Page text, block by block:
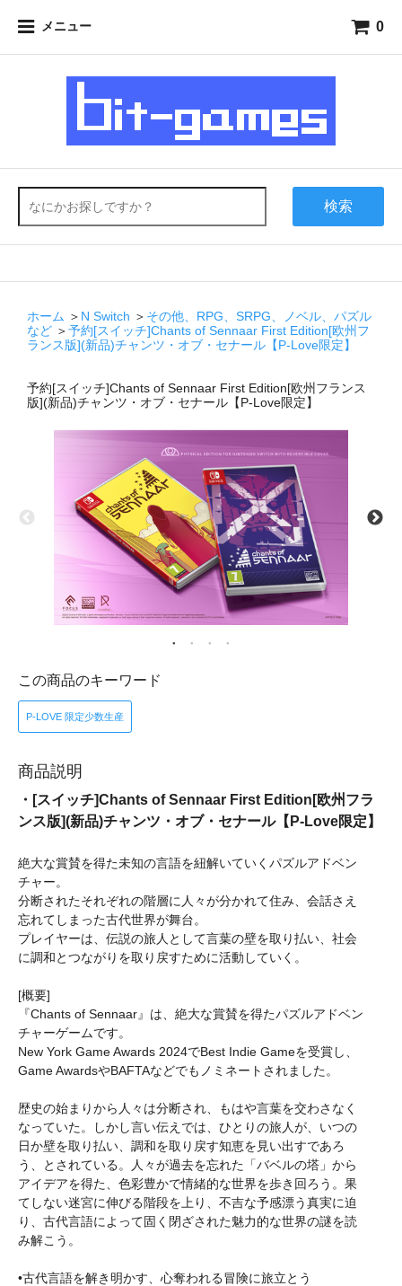
メニュー 0
検索
ホーム ＞ N Switch ＞ その他、RPG、SRPG、ノベル、パズル
など ＞予約[スイッチ]Chants of Sennaar First Edition[欧州フ
ランス版](新品)チャンツ・オブ・セナール【P-Love限定】
予約[スイッチ]Chants of Sennaar First Edition[欧州フランス
版](新品)チャンツ・オブ・セナール【P-Love限定】
この商品のキーワード
P-LOVE 限定少数生産
商品説明
・[スイッチ]Chants of Sennaar First Edition[欧州フラ
ンス版](新品)チャンツ・オブ・セナール【P-Love限定】
絶大な賞賛を得た未知の言語を紐解いていくパズルアドベン
チャー。
分断されたそれぞれの階層に人々が分かれて住み、会話さえ
忘れてしまった古代世界が舞台。
プレイヤーは、伝説の旅人として言葉の壁を取り払い、社会
に調和とつながりを取り戻すために活動していく。
[概要]
『Chants of Sennaar』は、絶大な賞賛を得たパズルアドベン
チャーゲームです。
New York Game Awards 2024でBest Indie Gameを受賞し、
Game AwardsやBAFTAなどでもノミネートされました。
歴史の始まりから人々は分断され、もはや言葉を交わさなく
なっていた。しかし言い伝えでは、ひとりの旅人が、いつの
日か壁を取り払い、調和を取り戻す知恵を見い出すであろ
う、とされている。人々が過去を忘れた「バベルの塔」から
アイデアを得た、色彩豊かで情緒的な世界を歩き回ろう。果
てしない迷宮に伸びる階段を上り、不吉な予感漂う真実に迫
り、古代言語によって固く閉ざされた魅力的な世界の謎を読
み解こう。
•古代言語を解き明かす、心奪われる冒険に旅立とう